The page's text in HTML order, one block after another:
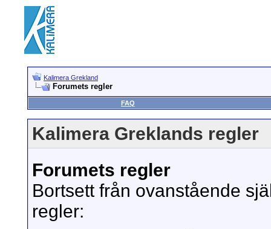
Kalimera Grekland
Forumets regler
FAQ
Kalimera Greklands regler
Forumets regler
Bortsett från ovanstående
regler: